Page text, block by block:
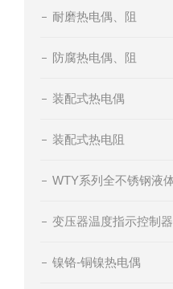
耐磨热电偶、阻
防腐热电偶、阻
装配式热电偶
装配式热电阻
变压器温度指示控制器
镍铬-铜镍热电偶